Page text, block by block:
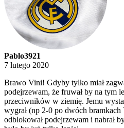
Pablo3921
7 lutego 2020
Brawo Vini! Gdyby tylko miał
podejrzewam, że fruwał by na tym
przeciwników w ziemię. Jemu
wygrał (np 2-0 po dwóch
odblokował podejrzewam i nabrał